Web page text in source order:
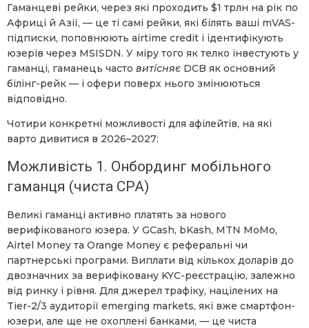
Гаманцеві рейки, через які проходить $1 трлн на рік по
Африці й Азії, — це ті самі рейки, які білять ваші mVAS-
підписки, поповнюють airtime credit і ідентифікують
юзерів через MSISDN. У міру того як телко інвестують у
гаманці, гаманець часто витісняє DCB як основний
білінг-рейк — і офери поверх нього змінюються
відповідно.
Чотири конкретні можливості для афілейтів, на які
варто дивитися в 2026–2027:
Можливість 1. Онбординг мобільного
гаманця (чиста CPA)
Великі гаманці активно платять за нового
верифікованого юзера. У GCash, bKash, MTN MoMo,
Airtel Money та Orange Money є реферальні чи
партнерські програми. Виплати від кількох доларів до
двозначних за верифіковану KYC-реєстрацію, залежно
від ринку і рівня. Для джерел трафіку, націлених на
Tier-2/3 аудиторії emerging markets, які вже смартфон-
юзери, але ще не охоплені банками, — це чиста